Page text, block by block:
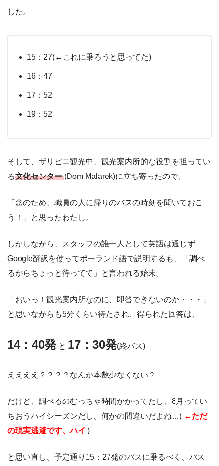
した。
15：27(←これに乗ろうと思ってた)
16：47
17：52
19：52
そして、ザリピエ観光中、観光案内所的な役割を担ってい
る文化センター(Dom Malarek)に立ち寄ったので、
「念のため、職員の人に帰りのバスの時刻を聞いておこ
う！」と思ったわたし。
しかしながら、スタッフの誰一人として英語は通じず、
Google翻訳を使ってポーランド語で説明するも、「調べ
るからちょっと待ってて」と言われる始末。
「おいっ！観光案内所なのに、即答できないのか・・・」
と思いながらも5分くらい待たされ、得られた回答は、
14：40発 と 17：30発(終バス)
ええええ？？？？なんか本数少なくない？
だけど、調べるのむっちゃ時間かかってたし、8月ってい
ちおうハイシーズンだし、何かの間違いだよね…( ←ただ
の現実逃避です、ハイ )
と思い直し、予定通り15：27発のバスに乗るべく、バス